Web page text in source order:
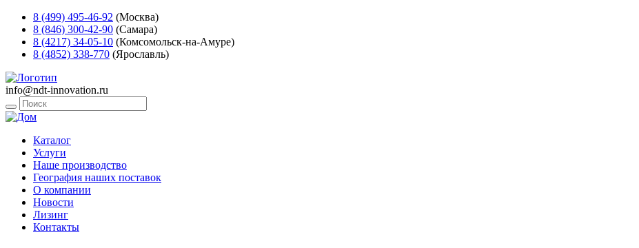
8 (499) 495-46-92 (Москва)
8 (846) 300-42-90 (Самара)
8 (4217) 34-05-10 (Комсомольск-на-Амуре)
8 (4852) 338-770 (Ярославль)
info@ndt-innovation.ru
Каталог
Услуги
Наше производство
География наших поставок
О компании
Новости
Лизинг
Контакты